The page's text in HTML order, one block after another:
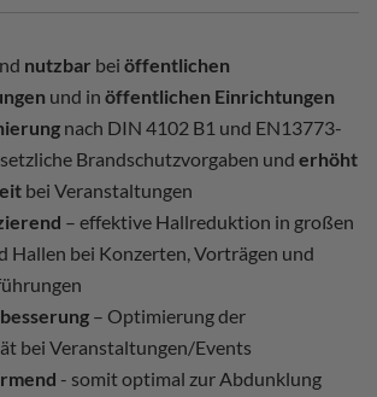
nutzbar bei öffentlichen
und in öffentlichen Einrichtungen
nach DIN 4102 B1 und EN13773-
Brandschutzvorgaben und erhöht
bei Veranstaltungen
– effektive Hallreduktion in großen
Hallen bei Konzerten, Vorträgen und
– Optimierung der
bei Veranstaltungen/Events
- somit optimal zur Abdunklung